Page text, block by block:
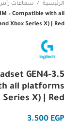
الرئيسية
سماعات
– Compatible with all
Xbox Series X) | Red
GEN4-3.5
all platforms
X) | Red
EGP